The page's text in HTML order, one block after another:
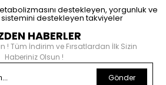
destekleyen, yorgunluk ve
sistemini destekleyen takviyeler
HABERLER
! Tüm İndirim ve Fırsatlardan İlk Sizin
Haberiniz Olsun !
Gönder